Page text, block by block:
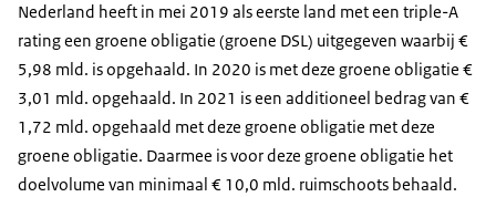
Nederland heeft in mei 2019 als eerste land met een triple-A
rating een groene obligatie (groene DSL) uitgegeven waarbij €
5,98 mld. is opgehaald. In 2020 is met deze groene obligatie €
3,01 mld. opgehaald. In 2021 is een additioneel bedrag van €
1,72 mld. opgehaald met deze groene obligatie met deze
groene obligatie. Daarmee is voor deze groene obligatie het
doelvolume van minimaal € 10,0 mld. ruimschoots behaald.